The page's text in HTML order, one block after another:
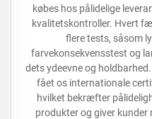
købes hos pålidelige
kvalitetskontroller. Hvert
flere tests, såsom
farvekonsekvensstest og
dets ydeevne og
fået os internationale
hvilket bekræfter
produkter og giver kunder